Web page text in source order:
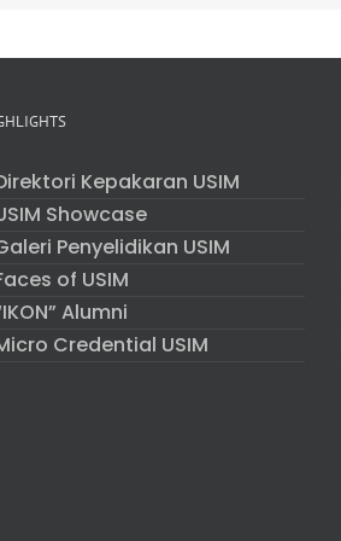
Kepakaran USIM
Showcase
Penyelidikan USIM
of USIM
Alumni
Credential USIM